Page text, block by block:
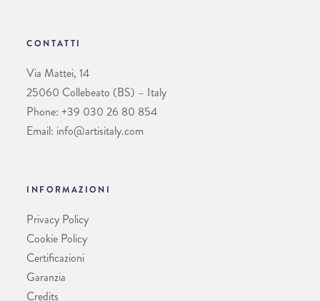
CONTATTI
Via Mattei, 14
25060 Collebeato (BS) – Italy
Phone: +39 030 26 80 854
Email: info@artisitaly.com
INFORMAZIONI
Privacy Policy
Cookie Policy
Certificazioni
Garanzia
Credits